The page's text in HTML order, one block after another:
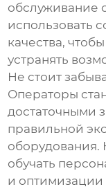
обслуживание
использовать
качества,
устранять
Не стоит
Операторы
достаточными
правильной
оборудования.
обучать
и оптимизации